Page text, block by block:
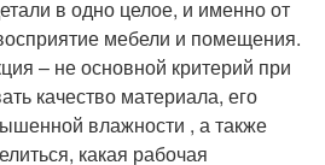
в одно целое, и именно от
мебели и помещения.
– не основной критерий при
качество материала, его
влажности , а также
какая рабочая